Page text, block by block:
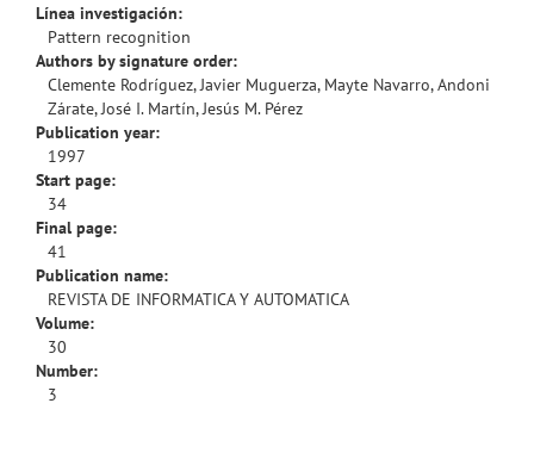
Línea investigación:
Pattern recognition
Authors by signature order:
Clemente Rodríguez, Javier Muguerza, Mayte Navarro, Andoni
Zárate, José I. Martín, Jesús M. Pérez
Publication year:
1997
Start page:
34
Final page:
41
Publication name:
REVISTA DE INFORMATICA Y AUTOMATICA
Volume:
30
Number:
3